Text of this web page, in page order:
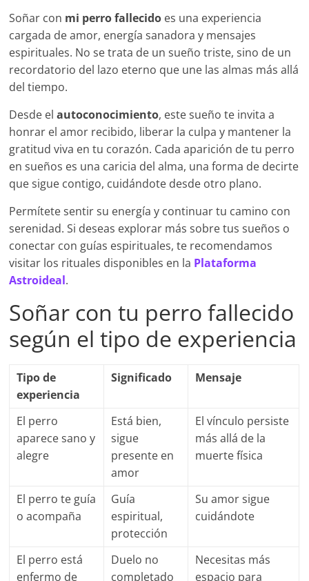
Soñar con mi perro fallecido es una experiencia
cargada de amor, energía sanadora y mensajes
espirituales. No se trata de un sueño triste, sino de un
recordatorio del lazo eterno que une las almas más allá
del tiempo.
Desde elautoconocimiento, este sueño te invita a
honrar el amor recibido, liberar la culpa y mantener la
gratitud viva en tu corazón. Cada aparición de tu perro
en sueños es una caricia del alma, una forma de decirte
que sigue contigo, cuidándote desde otro plano.
Permítete sentir su energía y continuar tu camino con
serenidad. Si deseas explorar más sobre tus sueños o
conectar con guías espirituales, te recomendamos
visitar los rituales disponibles en la Plataforma
Astroideal.
Soñar con tu perro fallecido
según el tipo de experiencia
Tipo de
experiencia
Significado Mensaje
El perro
aparece sano y
alegre
Está bien,
sigue
presente en
amor
El vínculo persiste
más allá de la
muerte física
El perro te guía
o acompaña
Guía
espiritual,
protección
Su amor sigue
cuidándote
El perro está
enfermo de
Duelo no
completado
Necesitas más
espacio para